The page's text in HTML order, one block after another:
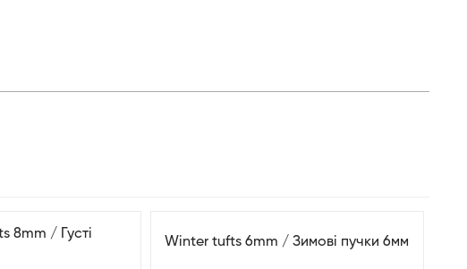
8mm / Густі
Winter tufts 6mm / Зимові пучки 6мм